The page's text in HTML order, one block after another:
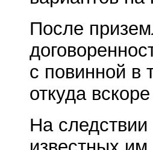
После
с повинной в
откуда
На